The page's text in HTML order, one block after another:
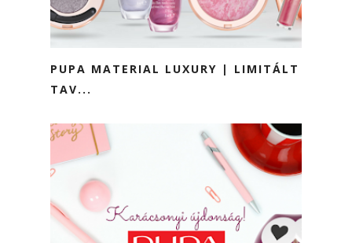
PUPA MATERIAL LUXURY | LIMITÁLT
TAV...